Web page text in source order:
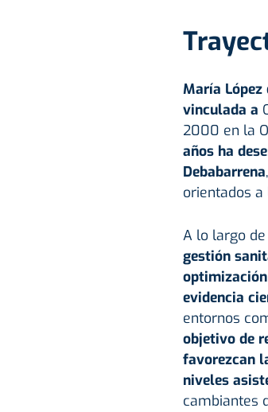
María
vinculada a
2000 en la
años ha
Debabarrena
orientados
A lo largo
gestión
evidencia
entornos
objetivo de
favorezcan
niveles
cambiantes